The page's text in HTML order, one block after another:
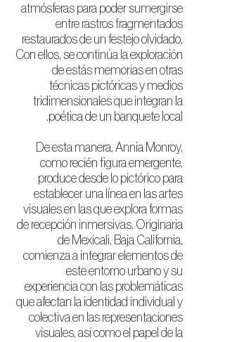
atmósferas para poder sumergirse
entre rastros fragmentados
restaurados de un festejo olvidado.
Con ellos, se continúa la exploración
de estás memorias en otras
técnicas pictóricas y medios
tridimensionales que integran la
poética de un banquete local.
De esta manera, Annia Monroy,
como recién figura emergente,
produce desde lo pictórico para
establecer una línea en las artes
visuales en las que explora formas
de recepción inmersivas. Originaria
de Mexicali, Baja California,
comienza a integrar elementos de
este entorno urbano y su
experiencia con las problemáticas
que afectan la identidad individual y
colectiva en las representaciones
visuales, así como el papel de la